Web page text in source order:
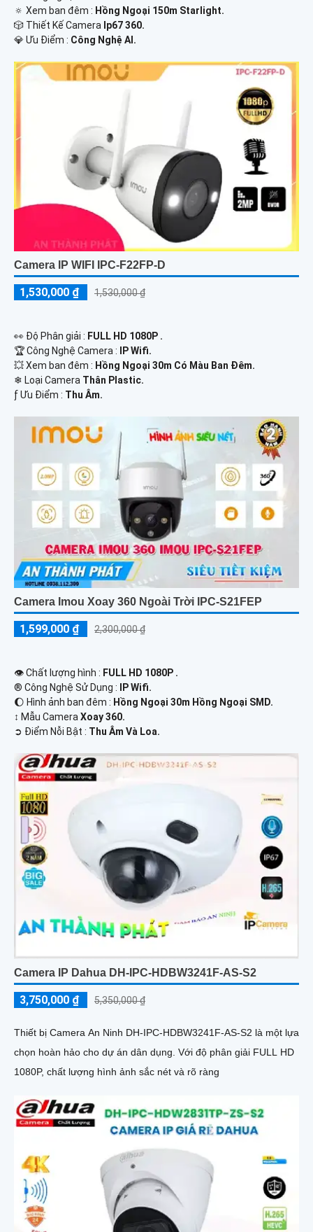
🔅 Xem ban đêm : Hồng Ngoại 150m Starlight.
🎲 Thiết Kế Camera Ip67 360.
️💎 Ưu Điểm : Công Nghệ AI.
Camera IP WIFI IPC-F22FP-D
1,530,000 ₫ 1,530,000 ₫
️👀 Độ Phân giải : FULL HD 1080P .
🏆 Công Nghệ Camera :
IP Wifi.
💥 Xem ban đêm : Hồng Ngoại 30m Có Màu Ban Đêm.
❄ Loại Camera Thân Plastic.
️ƒ Ưu Điểm : Thu Âm.
Camera Imou Xoay 360 Ngoài Trời IPC-S21FEP
1,599,000 ₫ 2,300,000 ₫
👁 Chất lượng hình : FULL HD 1080P .
®️ Công Nghệ Sử Dụng :
IP Wifi.
🌔 Hình ảnh ban đêm : Hồng Ngoại 30m Hồng Ngoại SMD.
↕️ Mẫu Camera Xoay 360.
️➲ Điểm Nỗi Bật : Thu Âm Và Loa.
Camera IP Dahua DH-IPC-HDBW3241F-AS-S2
3,750,000 ₫ 5,350,000 ₫
Thiết bị Camera An Ninh DH-IPC-HDBW3241F-AS-S2 là một lựa
chọn hoàn hảo cho dự án dân dụng. Với độ phân giải FULL HD
1080P, chất lượng hình ảnh sắc nét và rõ ràng